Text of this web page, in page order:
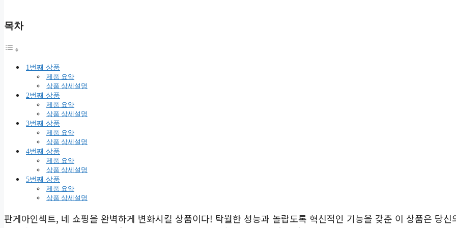
목차
1번째 상품
제품 요약
상품 상세설명
2번째 상품
제품 요약
상품 상세설명
3번째 상품
제품 요약
상품 상세설명
4번째 상품
제품 요약
상품 상세설명
5번째 상품
제품 요약
상품 상세설명
판게아인섹트, 네 쇼핑을 완벽하게 변화시킬 상품이다! 탁월한 성능과 놀랍도록 혁신적인 기능을 갖춘 이 상품은 당신